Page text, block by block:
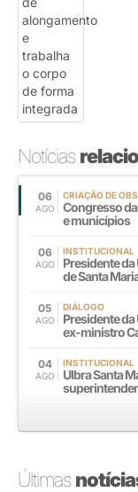
Notícias
06
AGO
CRIAÇÃO DE
Congresso
e municípios
06
AGO
INSTITUCIONAL
Presidente
de Santa
05
AGO
DIÁLOGO
Presidente
ex-ministro
04
AGO
INSTITUCIONAL
Ulbra Santa
Últimas